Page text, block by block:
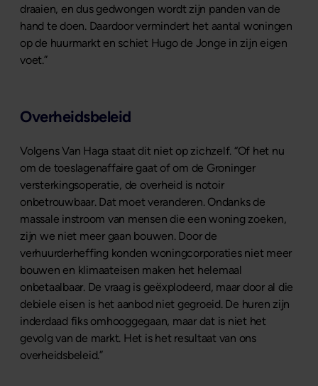
draaien, en dus gedwongen wordt zijn panden van de
hand te doen. Daardoor vermindert het aantal woningen
op de huurmarkt en schiet Hugo de Jonge in zijn eigen
voet.”
Overheidsbeleid
Volgens Van Haga staat dit niet op zichzelf. “Of het nu
om de toeslagenaffaire gaat of om de Groninger
versterkingsoperatie, de overheid is notoir
onbetrouwbaar. Dat moet veranderen. Ondanks de
massale instroom van mensen die een woning zoeken,
zijn we niet meer gaan bouwen. Door de
verhuurderheffing konden woningcorporaties niet meer
bouwen en klimaateisen maken het helemaal
onbetaalbaar. De vraag is geëxplodeerd, maar door al die
debiele eisen is het aanbod niet gegroeid. De huren zijn
inderdaad fiks omhooggegaan, maar dat is niet het
gevolg van de markt. Het is het resultaat van ons
overheidsbeleid.”